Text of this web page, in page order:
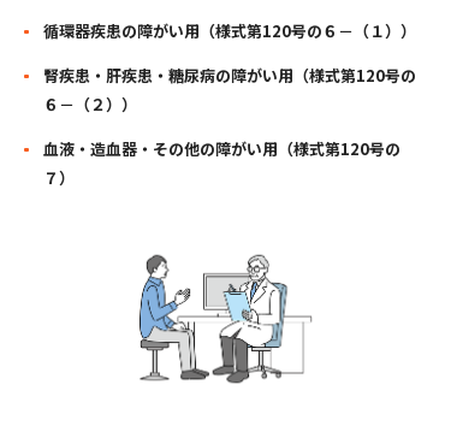
循環器疾患の障がい用（様式第120号の６－（１））
腎疾患・肝疾患・糖尿病の障がい用（様式第120号の
６－（２））
血液・造血器・その他の障がい用（様式第120号の
７）